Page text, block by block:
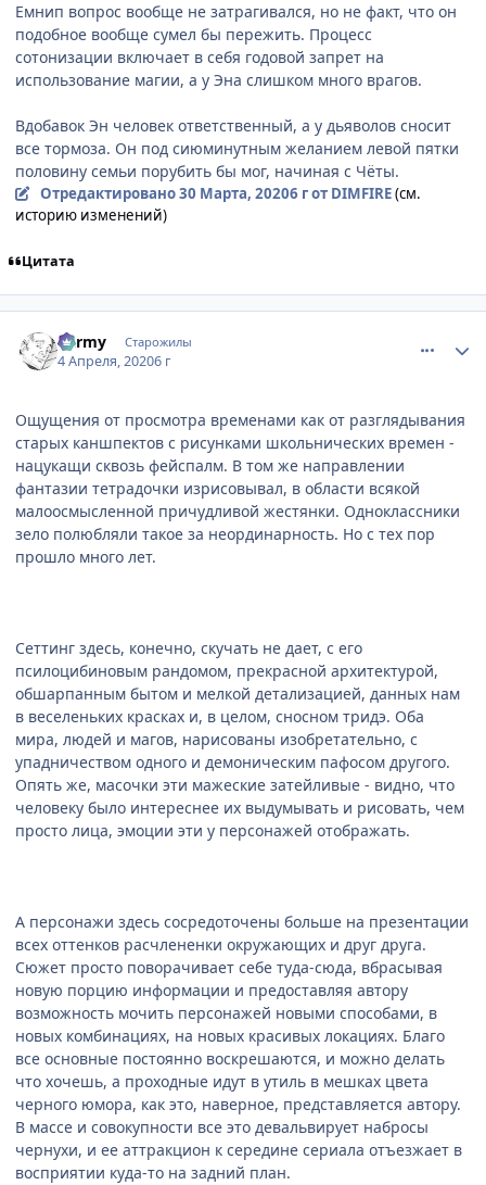
Емнип вопрос вообще не затрагивался, но не факт, что он
подобное вообще сумел бы пережить. Процесс
сотонизации включает в себя годовой запрет на
использование магии, а у Эна слишком много врагов.
Вдобавок Эн человек ответственный, а у дьяволов сносит
все тормоза. Он под сиюминутным желанием левой пятки
половину семьи порубить бы мог, начиная с Чёты.
Отредактировано30 Марта, 20206 гот DIMFIRE(см.
историю изменений)
Цитата
barmy Старожилы
4 Апреля, 20206 г
Ощущения от просмотра временами как от разглядывания
старых каншпектов с рисунками школьнических времен -
нацукащи сквозь фейспалм. В том же направлении
фантазии тетрадочки изрисовывал, в области всякой
малоосмысленной причудливой жестянки. Одноклассники
зело полюбляли такое за неординарность. Но с тех пор
прошло много лет.
Сеттинг здесь, конечно, скучать не дает, с его
псилоцибиновым рандомом, прекрасной архитектурой,
обшарпанным бытом и мелкой детализацией, данных нам
в веселеньких красках и, в целом, сносном тридэ. Оба
мира, людей и магов, нарисованы изобретательно, с
упадничеством одного и демоническим пафосом другого.
Опять же, масочки эти мажеские затейливые - видно, что
человеку было интереснее их выдумывать и рисовать, чем
просто лица, эмоции эти у персонажей отображать.
А персонажи здесь сосредоточены больше на презентации
всех оттенков расчлененки окружающих и друг друга.
Сюжет просто поворачивает себе туда-сюда, вбрасывая
новую порцию информации и предоставляя автору
возможность мочить персонажей новыми способами, в
новых комбинациях, на новых красивых локациях. Благо
все основные постоянно воскрешаются, и можно делать
что хочешь, а проходные идут в утиль в мешках цвета
черного юмора, как это, наверное, представляется автору.
В массе и совокупности все это девальвирует набросы
чернухи, и ее аттракцион к середине сериала отъезжает в
восприятии куда-то на задний план.